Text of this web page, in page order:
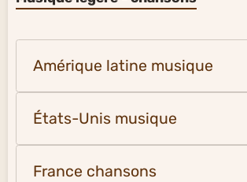
Amérique latine musique
États-Unis musique
France chansons